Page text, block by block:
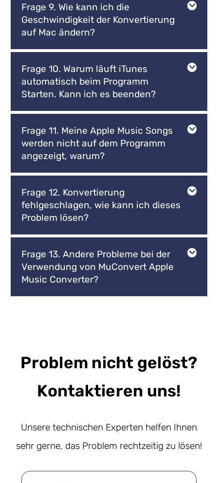
Frage 9. Wie kann ich die
Geschwindigkeit der Konvertierung
auf Mac ändern?
Frage 10. Warum läuft iTunes
automatisch beim Programm
Starten. Kann ich es beenden?
Frage 11. Meine Apple Music Songs
werden nicht auf dem Programm
angezeigt, warum?
Frage 12. Konvertierung
fehlgeschlagen, wie kann ich dieses
Problem lösen?
Frage 13. Andere Probleme bei der
Verwendung von MuConvert Apple
Music Converter?
Problem nicht gelöst?
Kontaktieren uns!
Unsere technischen Experten helfen Ihnen
sehr gerne, das Problem rechtzeitig zu lösen!